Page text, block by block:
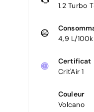
1.2 Turbo
4,9 L/
Certificat
Crit'Air 1
Couleur
Volcano